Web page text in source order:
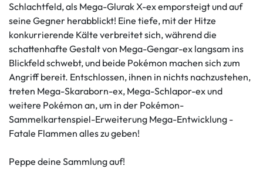
Schlachtfeld, als Mega-Glurak X-ex emporsteigt und auf
seine Gegner herabblickt! Eine tiefe, mit der Hitze
konkurrierende Kälte verbreitet sich, während die
schattenhafte Gestalt von Mega-Gengar-ex langsam ins
Blickfeld schwebt, und beide Pokémon machen sich zum
Angriff bereit. Entschlossen, ihnen in nichts nachzustehen,
treten Mega-Skaraborn-ex, Mega-Schlapor-ex und
weitere Pokémon an, um in der Pokémon-
Sammelkartenspiel-Erweiterung Mega-Entwicklung -
Fatale Flammen alles zu geben!
Peppe deine Sammlung auf!